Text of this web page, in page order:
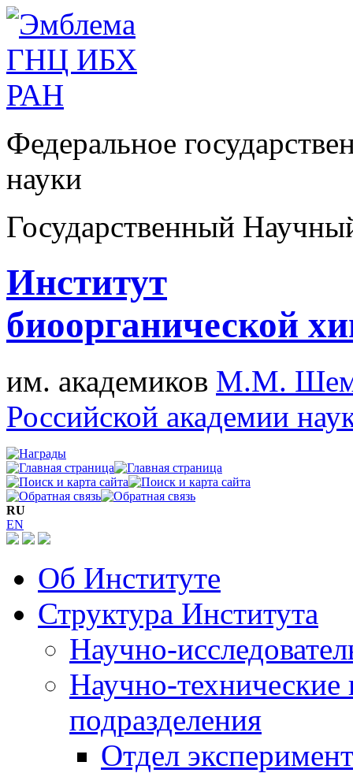
Федеральное
науки
Государственный
Институт
биоорганической
им. академиков М.М.
Российской академии
RU
EN
Об Институте
Структура Института
Научно-
Научно-технические
подразделения
Отдел